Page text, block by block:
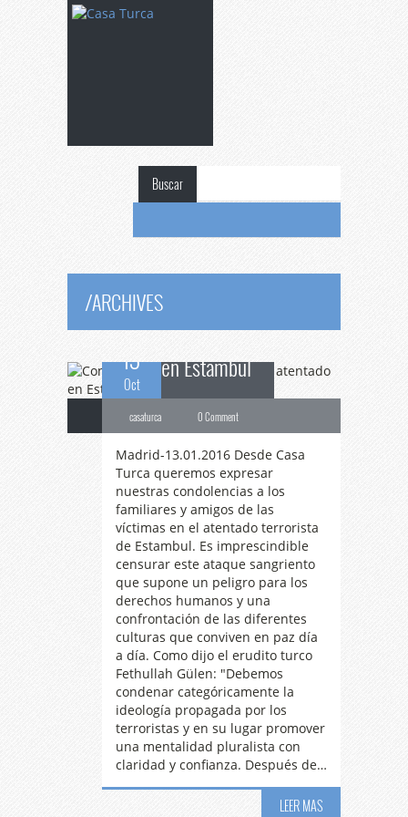
Buscar
/ARCHIVES
13
Oct
Condolenciasa las
víctimas del atentado
en Estambul
casaturca 0 Comment
Madrid-13.01.2016 Desde Casa
Turca queremos expresar
nuestras condolencias a los
familiares y amigos de las
víctimas en el atentado terrorista
de Estambul. Es imprescindible
censurar este ataque sangriento
que supone un peligro para los
derechos humanos y una
confrontación de las diferentes
culturas que conviven en paz día
a día. Como dijo el erudito turco
Fethullah Gülen: "Debemos
condenar categóricamente la
ideología propagada por los
terroristas y en su lugar promover
una mentalidad pluralista con
claridad y confianza. Después de…
LEER MAS